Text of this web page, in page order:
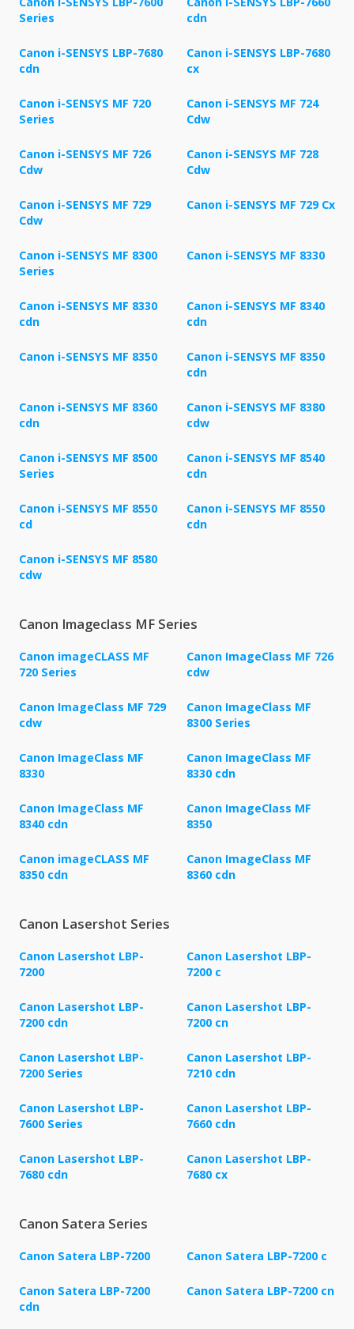
Series
cdn
Canon i-SENSYS LBP-7680
cdn
Canon i-SENSYS LBP-7680
cx
Canon i-SENSYS MF 720
Series
Canon i-SENSYS MF 724
Cdw
Canon i-SENSYS MF 726
Cdw
Canon i-SENSYS MF 728
Cdw
Canon i-SENSYS MF 729
Cdw
Canon i-SENSYS MF 729 Cx
Canon i-SENSYS MF 8300
Series
Canon i-SENSYS MF 8330
Canon i-SENSYS MF 8330
cdn
Canon i-SENSYS MF 8340
cdn
Canon i-SENSYS MF 8350
Canon i-SENSYS MF 8350
cdn
Canon i-SENSYS MF 8360
cdn
Canon i-SENSYS MF 8380
cdw
Canon i-SENSYS MF 8500
Series
Canon i-SENSYS MF 8540
cdn
Canon i-SENSYS MF 8550
cd
Canon i-SENSYS MF 8550
cdn
Canon i-SENSYS MF 8580
cdw
Canon Imageclass MF Series
Canon imageCLASS MF
720 Series
Canon ImageClass MF 726
cdw
Canon ImageClass MF 729
cdw
Canon ImageClass MF
8300 Series
Canon ImageClass MF
8330
Canon ImageClass MF
8330 cdn
Canon ImageClass MF
8340 cdn
Canon ImageClass MF
8350
Canon imageCLASS MF
8350 cdn
Canon ImageClass MF
8360 cdn
Canon Lasershot Series
Canon Lasershot LBP-
7200
Canon Lasershot LBP-
7200 c
Canon Lasershot LBP-
7200 cdn
Canon Lasershot LBP-
7200 cn
Canon Lasershot LBP-
7200 Series
Canon Lasershot LBP-
7210 cdn
Canon Lasershot LBP-
7600 Series
Canon Lasershot LBP-
7660 cdn
Canon Lasershot LBP-
7680 cdn
Canon Lasershot LBP-
7680 cx
Canon Satera Series
Canon Satera LBP-7200 Canon Satera LBP-7200 c
Canon Satera LBP-7200
cdn
Canon Satera LBP-7200 cn